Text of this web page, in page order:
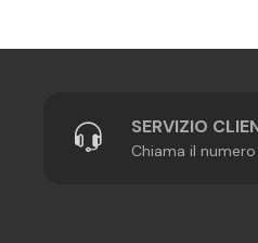
SERVIZIO
Chiama il